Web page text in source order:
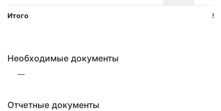
Итого
Необходимые документы
—
Отчетные документы